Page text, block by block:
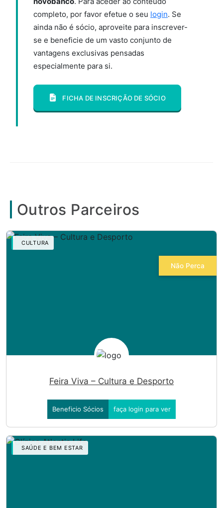
completo, por favor efetue o seu login. Se
ainda não é sócio, aproveite para inscrever-
se e beneficie de um vasto conjunto de
vantagens exclusivas pensadas
especialmente para si.
FICHA DE INSCRIÇÃO DE SÓCIO
Outros Parceiros
Não Perca
CULTURA
Feira Viva – Cultura e Desporto
Beneficio Sócios faça login para ver
SAÚDE E BEM ESTAR